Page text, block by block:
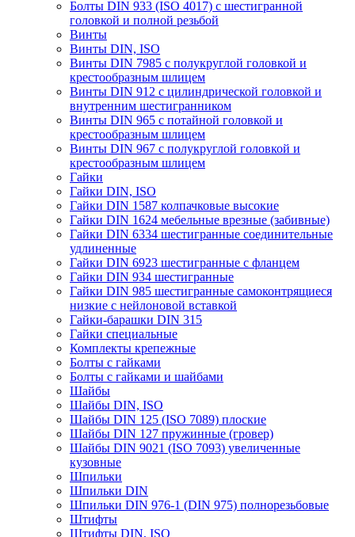
Болты DIN 933 (ISO 4017) с шестигранной
головкой и полной резьбой
Винты
Винты DIN, ISO
Винты DIN 7985 с полукруглой головкой и
крестообразным шлицем
Винты DIN 912 с цилиндрической головкой и
внутренним шестигранником
Винты DIN 965 с потайной головкой и
крестообразным шлицем
Винты DIN 967 с полукруглой головкой и
крестообразным шлицем
Гайки
Гайки DIN, ISO
Гайки DIN 1587 колпачковые высокие
Гайки DIN 1624 мебельные врезные (забивные)
Гайки DIN 6334 шестигранные соединительные
удлиненные
Гайки DIN 6923 шестигранные с фланцем
Гайки DIN 934 шестигранные
Гайки DIN 985 шестигранные самоконтрящиеся
низкие с нейлоновой вставкой
Гайки-барашки DIN 315
Гайки специальные
Комплекты крепежные
Болты с гайками
Болты с гайками и шайбами
Шайбы
Шайбы DIN, ISO
Шайбы DIN 125 (ISO 7089) плоские
Шайбы DIN 127 пружинные (гровер)
Шайбы DIN 9021 (ISO 7093) увеличенные
кузовные
Шпильки
Шпильки DIN
Шпильки DIN 976-1 (DIN 975) полнорезьбовые
Штифты
Штифты DIN, ISO